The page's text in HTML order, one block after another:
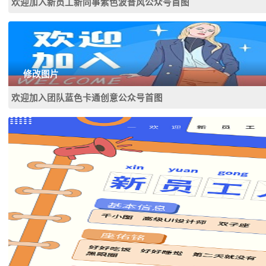
修改图片
欢迎加入团队蓝色卡通创意公众号首图